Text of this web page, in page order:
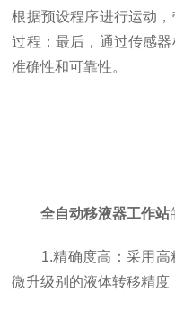
根据预设程序进行运动
过程；最后，通过传感
准确性和可靠性。
全自动移液器工作站
1.精确度高：采用高
微升级别的液体转移精度